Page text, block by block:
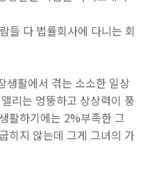
들 다 법률회사에 다니는 회
활에서 겪는 소소한 일상
리는 엉뚱하고 상상력이 풍
활하기에는 2%부족한 그
히지 않는데 그게 그녀의 가